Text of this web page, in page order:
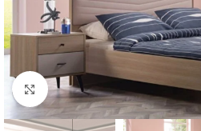
Click to enlarge